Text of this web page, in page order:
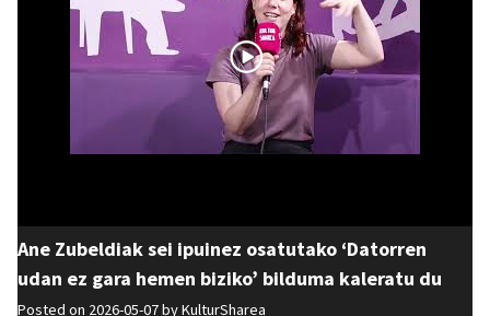
Ane Zubeldiak sei ipuinez osatutako ‘Datorren
udan ez gara hemen biziko’ bilduma kaleratu du
Posted on 2026-05-07 byKulturSharea